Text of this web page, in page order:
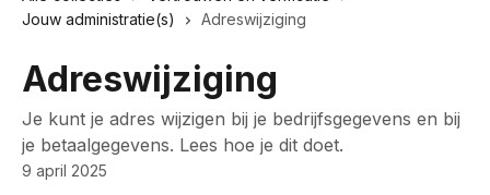
Jouw administratie(s)
Adreswijziging
Adreswijziging
Je kunt je adres wijzigen bij je bedrijfsgegevens en bij
je betaalgegevens. Lees hoe je dit doet.
9 april 2025